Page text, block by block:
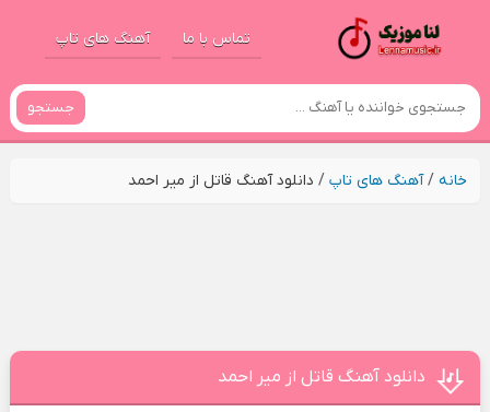
تماس با ما آهنگ های تاپ
جستجو
خانه/آهنگ های تاپ/ دانلود آهنگ قاتل از میر احمد
دانلود آهنگ قاتل از میر احمد